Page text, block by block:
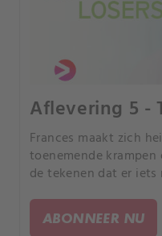
Aflevering 5 -
Frances maakt zich
toenemende
de tekenen dat er iets
ABONNEER NU